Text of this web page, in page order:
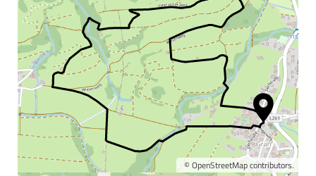
© OpenStreetMapcontributors.